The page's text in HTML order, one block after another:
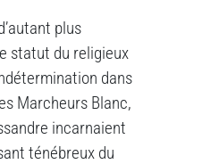
plus
statut du religieux
dans
Marcheurs Blanc,
incarnaient
ténébreux du